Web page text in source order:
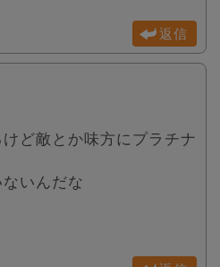
返信
ど敵とか味方にプラチナ
いんだな